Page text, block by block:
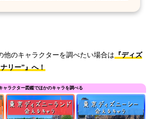
他のキャラクターを調べたい場合は 『ディズ
リー”』へ！
ャラクター図鑑でほかのキャラを調べる